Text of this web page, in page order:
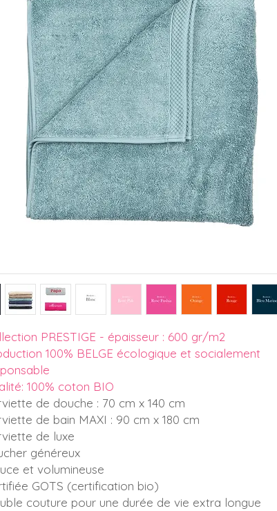
PRESTIGE - épaisseur : 600 gr/m2
100% BELGE écologique et socialement
100% coton BIO
de douche : 70 cm x 140 cm
de bain MAXI : 90 cm x 180 cm
de luxe
généreux
et volumineuse
GOTS (certification bio)
couture pour une durée de vie extra longue